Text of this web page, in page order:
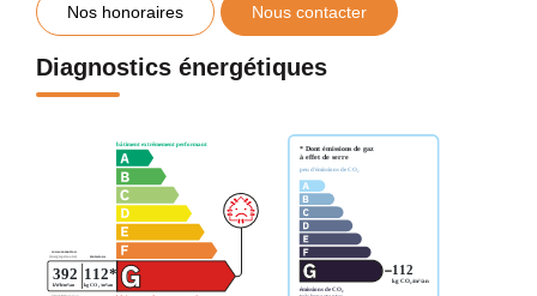
Nos honoraires Nous contacter
Diagnostics énergétiques